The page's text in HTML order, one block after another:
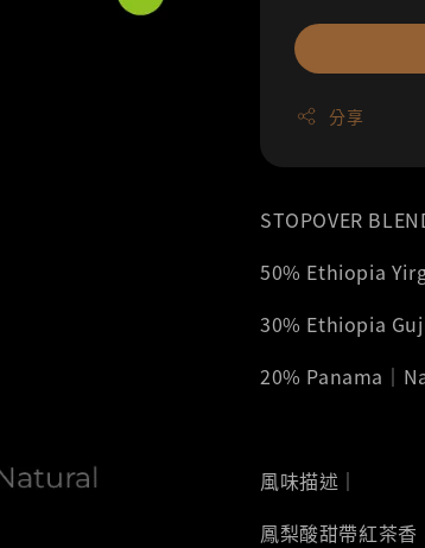
分享
STOPOVER
50% Ethiopia
30% Ethiopia
20% Panama｜
風味描述｜
鳳梨酸甜帶紅茶